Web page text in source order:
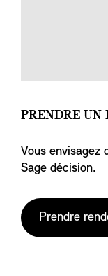
PRENDRE UN
Vous envisagez
Sage décision.
Prendre